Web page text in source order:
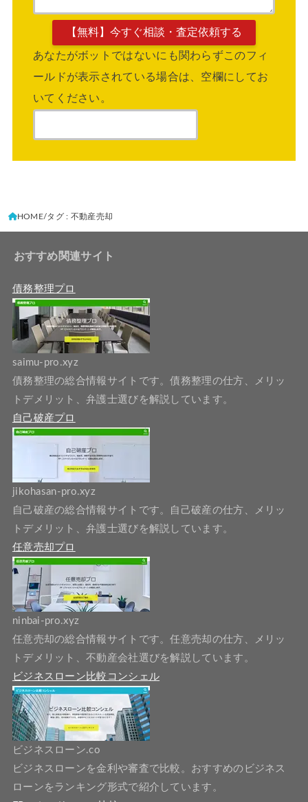
あなたがボットではないにも関わらずこのフィ
ールドが表示されている場合は、空欄にしてお
いてください。
HOME タグ : 不動産売却
おすすめ関連サイト
債務整理プロ
saimu-pro.xyz
債務整理の総合情報サイトです。債務整理の仕方、メリッ
トデメリット、弁護士選びを解説しています。
自己破産プロ
jikohasan-pro.xyz
自己破産の総合情報サイトです。自己破産の仕方、メリッ
トデメリット、弁護士選びを解説しています。
任意売却プロ
ninbai-pro.xyz
任意売却の総合情報サイトです。任意売却の仕方、メリッ
トデメリット、不動産会社選びを解説しています。
ビジネスローン比較コンシェル
ビジネスローン.co
ビジネスローンを金利や審査で比較。おすすめのビジネス
ローンをランキング形式で紹介しています。